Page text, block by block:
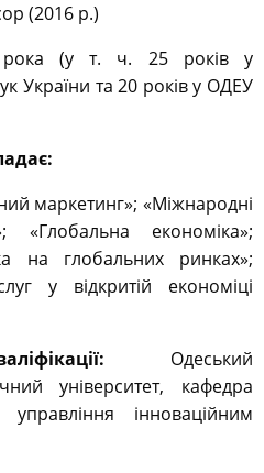
(2016 р.)
(у т. ч. 25 років у
України та 20 років у ОДЕУ
маркетинг»; «Міжнародні
«Глобальна економіка»;
на глобальних ринках»;
у відкритій економіці
Одеський
університет, кафедра
інноваційним